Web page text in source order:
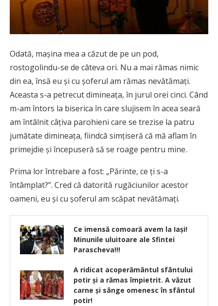
Odată, maşina mea a căzut de pe un pod,
rostogolindu-se de câteva ori. Nu a mai rămas nimic
din ea, însă eu şi cu şoferul am rămas nevătămaţi.
Aceasta s-a petrecut dimineaţa, în jurul orei cinci. Când
m-am întors la biserica în care slujisem în acea seară
am întâlnit câţiva parohieni care se trezise la patru
jumătate dimineaţa, fiindcă simţiseră că mă aflam în
primejdie şi începuseră să se roage pentru mine.
Prima lor întrebare a fost: „Părinte, ce ţi s-a
întâmplat?”. Cred că datorită rugăciunilor acestor
oameni, eu şi cu şoferul am scăpat nevătămaţi.
Ce imensă comoară avem la Iaşi!
Minunile uluitoare ale Sfintei
Parascheva!!!
A ridicat acoperământul sfântului
potir și a rămas împietrit. A văzut
carne și sânge omenesc în sfântul
potir!